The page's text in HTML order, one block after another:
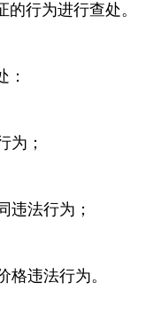
行为进行查处。
：
为；
违法行为；
违法行为。